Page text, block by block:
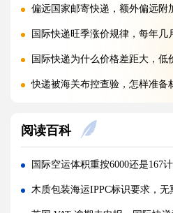
偏远国家邮寄快递，额外偏远附加
国际快递旺季涨价规律，每年几月运费涨
国际快递为什么价格差距大，低价
快递被海关布控查验，怎样准备材料快速
国际快递实木木箱无 IPPC 标识，一定会被
快递 AMS、IOSS、VAT 预申报填错，会带
国际快递低申报被海关查到，一般罚
国际快递品名申报出错，会产生哪些罚
阅读百科
国际空运体积重按6000还是167计算，不同
木质包装海运IPPC标识要求，无熏蒸如